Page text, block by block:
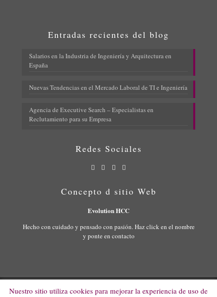
Entradas recientes del blog
Salarios en la Industria de Ingeniería y Arquitectura en
España
Nuevas Tendencias en el Mercado Laboral de TI e Ingeniería
Agencia de Executive Search – Especialistas en
Reclutamiento para su Empresa
Redes Sociales
Concepto d sitio Web
Evolution HCC
Hecho con cuidado y pensado con pasión. Haz click en el nombre
y ponte en contacto
Nuestro sitio utiliza cookies para mejorar la experiencia de uso de